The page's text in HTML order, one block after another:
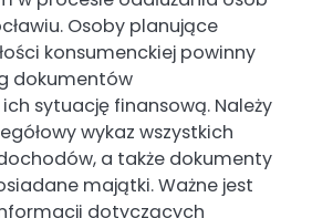
Osoby planujące
konsumenckiej powinny
dokumentów
sytuację finansową. Należy
wykaz wszystkich
a także dokumenty
majątki. Ważne jest
dotyczących